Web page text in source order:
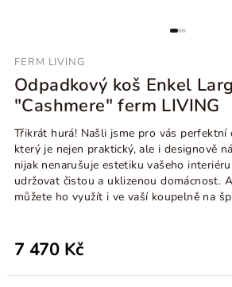
FERM LIVING
Odpadkový koš Enkel
"Cashmere" ferm LIVING
Třikrát hurá! Našli jsme pro vás perfektní
který je nejen praktický, ale i designově
nijak nenarušuje estetiku vašeho
udržovat čistou a uklizenou domácnost.
můžete ho využít i ve vaší koupelně na
7 470 Kč